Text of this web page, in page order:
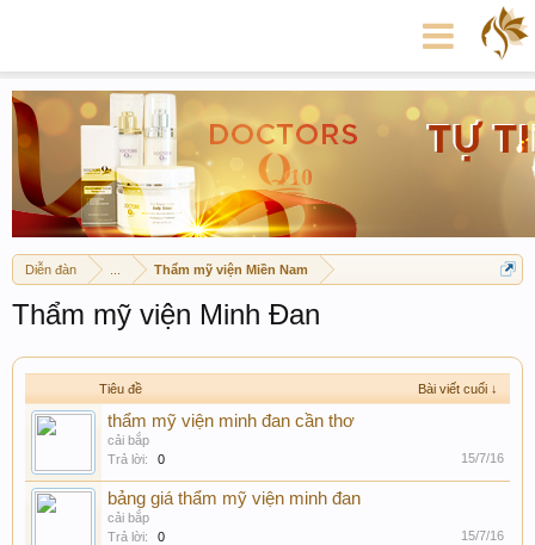
Diễn đàn Thẩm mỹ viện Miền Nam
Thẩm mỹ viện Minh Đan
Tiêu đề Bài viết cuối ↓
thẩm mỹ viện minh đan cần thơ
cải bắp
Trả lời:
0 15/7/16
bảng giá thẩm mỹ viện minh đan
cải bắp
Trả lời:
0 15/7/16